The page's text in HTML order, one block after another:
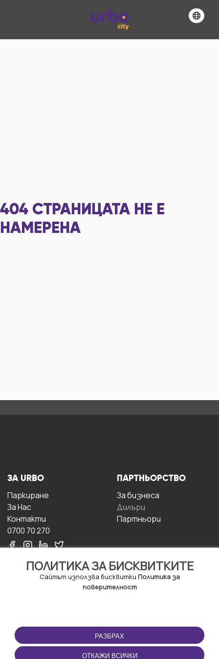
404 СТРАНИЦАТА НЕ Е
НАМЕРЕНА
ПОЛИТИКА ЗА БИСКВИТКИТЕ
Сайтът използва бисквитки Политика за
поверителност
РАЗБРАХ
ОТКАЖИ ВСИЧКИ
ЗА URBO
Паркиране
За Hас
Контакти
0700 70 270
ПАРТНЬОРСТВО
За бизнесa
Дилъри
Партньори
ПОЛЗВАНЕ
Правила и условия за
ползване
ПРИЛОЖЕНИЕТО